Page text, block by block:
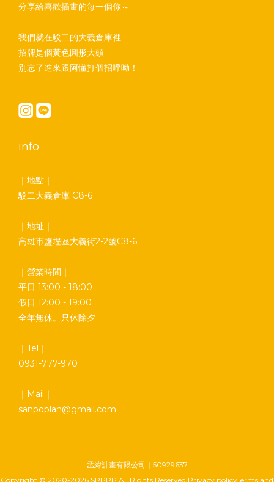
分享給喜歡插畫的每一個你～
我們就在駁二的大義倉庫裡
招牌是個黃色圓形大頭
別忘了進來跟阿懂打個招呼呦！
info
｜地點｜
駁二大義倉庫 C8-6
｜地址｜
高雄市鹽埕區大義街2-2號C8-6
｜營業時間｜
平日 13:00 - 18:00
假日 12:00 - 19:00
全年無休。只休除夕
｜Tel｜
0931-777-970
｜Mail｜
sanpoplan@gmail.com
丞緯計畫有限公司｜50929637
Copyright © 2020-2026 SPPPP All Rights Reserved Privacy policyTerms and